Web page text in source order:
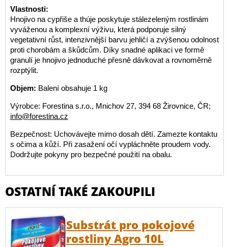
Vlastnosti:
Hnojivo na cypřiše a thúje poskytuje stálezeleným rostlinám
vyváženou a komplexní výživu, která podporuje silný
vegetativní růst, intenzivnější barvu jehličí a zvýšenou odolnost
proti chorobám a škůdcům. Díky snadné aplikaci ve formě
granulí je hnojivo jednoduché přesně dávkovat a rovnoměrně
rozptýlit.
Objem: Balení obsahuje 1 kg
Výrobce: Forestina s.r.o., Mnichov 27, 394 68 Žirovnice, ČR;
info@forestina.cz
Bezpečnost: Uchovávejte mimo dosah dětí. Zamezte kontaktu
s očima a kůží. Při zasažení očí vypláchněte proudem vody.
Dodržujte pokyny pro bezpečné použití na obalu.
OSTATNÍ TAKÉ ZAKOUPILI
Substrát pro pokojové
rostliny Agro 10L